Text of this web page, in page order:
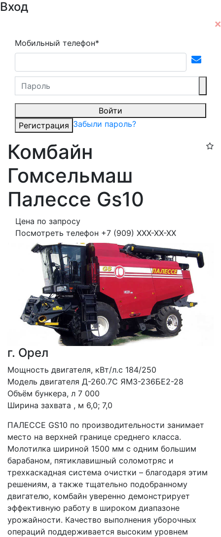
Вход
Мобильный телефон*
Войти
Регистрация Забыли пароль?
Комбайн
Гомсельмаш
Палессе Gs10
Цена по запросу
Посмотреть телефон +7 (909) XXX-XX-XX
г. Орел
Мощность двигателя, кВт/л.с 184/250
Модель двигателя Д-260.7С ЯМЗ-236БЕ2-28
Объём бункера, л 7 000
Ширина захвата , м 6,0; 7,0
ПАЛЕССЕ GS10 по производительности занимает
место на верхней границе среднего класса.
Молотилка шириной 1500 мм с одним большим
барабаном, пятиклавишный соломотряс и
трехкаскадная система очистки – благодаря этим
решениям, а также тщательно подобранному
двигателю, комбайн уверенно демонстрирует
эффективную работу в широком диапазоне
урожайности. Качество выполнения уборочных
операций поддерживается высоким уровнем